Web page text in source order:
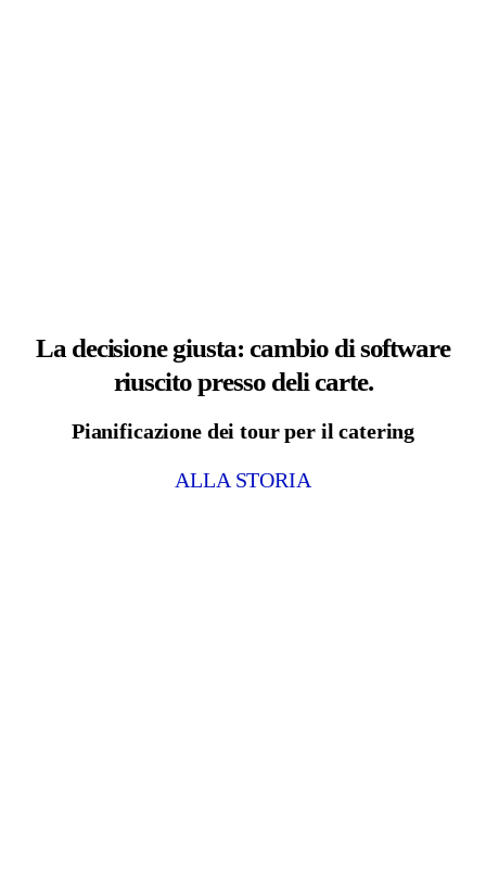
La decisione giusta: cambio di software
riuscito presso deli carte.
Pianificazione dei tour per il catering
ALLA STORIA